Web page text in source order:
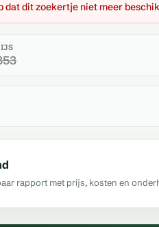
dat dit zoekertje niet meer
rapport met prijs, kosten en